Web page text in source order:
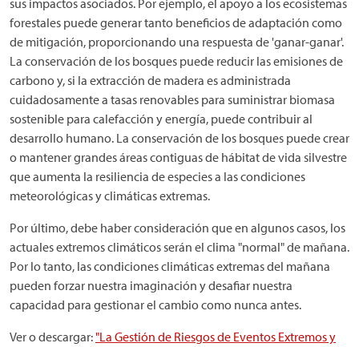
sus impactos asociados. Por ejemplo, el apoyo a los ecosistemas
forestales puede generar tanto beneficios de adaptación como
de mitigación, proporcionando una respuesta de 'ganar-ganar'.
La conservación de los bosques puede reducir las emisiones de
carbono y, si la extracción de madera es administrada
cuidadosamente a tasas renovables para suministrar biomasa
sostenible para calefacción y energía, puede contribuir al
desarrollo humano. La conservación de los bosques puede crear
o mantener grandes áreas contiguas de hábitat de vida silvestre
que aumenta la resiliencia de especies a las condiciones
meteorológicas y climáticas extremas.
Por último, debe haber consideración que en algunos casos, los
actuales extremos climáticos serán el clima "normal" de mañana.
Por lo tanto, las condiciones climáticas extremas del mañana
pueden forzar nuestra imaginación y desafiar nuestra
capacidad para gestionar el cambio como nunca antes.
Ver o descargar:"La Gestión de Riesgos de Eventos Extremos y